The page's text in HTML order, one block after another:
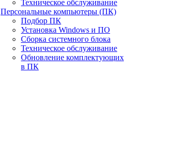
Техническое обслуживание
Персональные компьютеры (ПК)
Подбор ПК
Установка Windows и ПО
Сборка системного блока
Техническое обслуживание
Обновление комплектующих
в ПК